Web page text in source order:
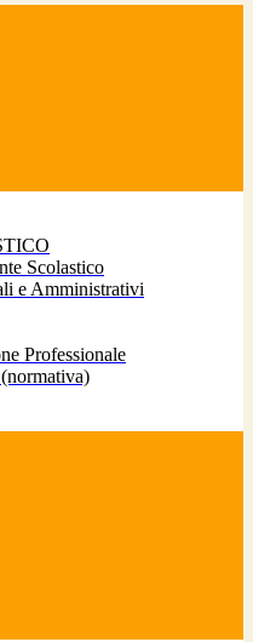
Scolastico
e Amministrativi
Professionale